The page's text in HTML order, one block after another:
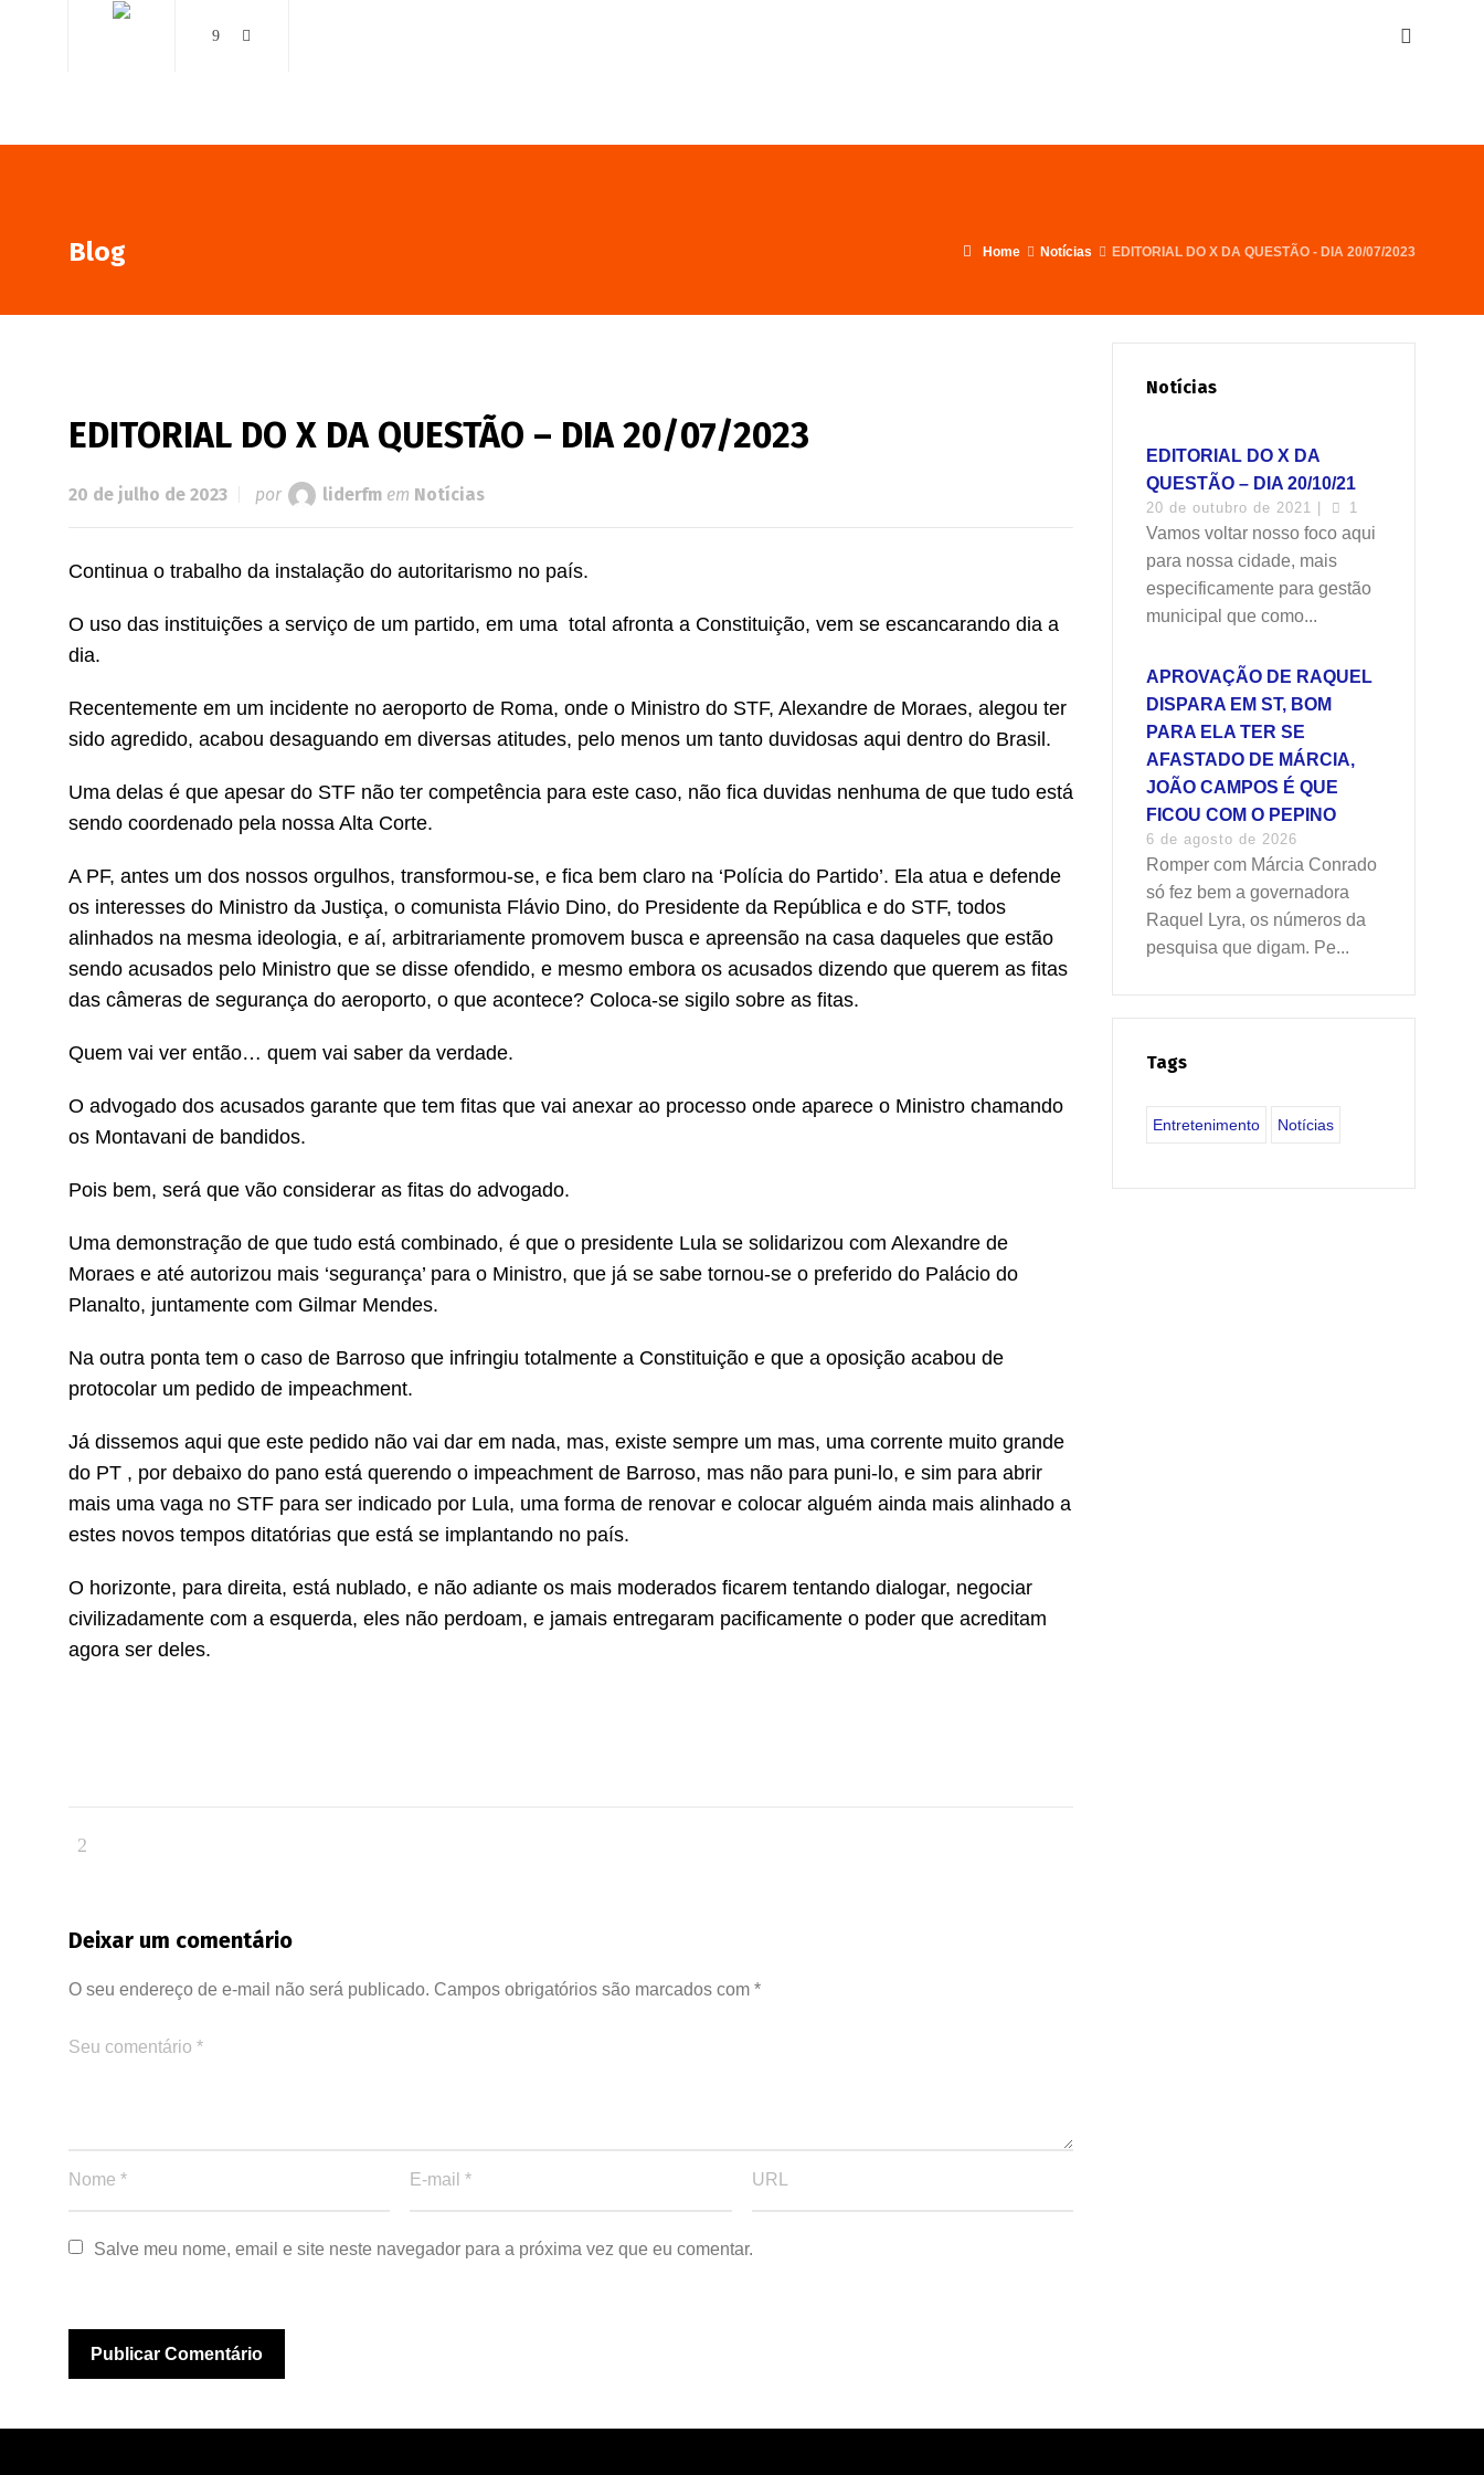
Blog Home Notícias EDITORIAL DO X DA QUESTÃO - DIA 20/07/2023
EDITORIAL DO X DA QUESTÃO – DIA 20/07/2023
20 de julho de 2023 por liderfm em Notícias
Continua o trabalho da instalação do autoritarismo no país.
O uso das instituições a serviço de um partido, em uma total afronta a Constituição, vem se escancarando dia a
dia.
Recentemente em um incidente no aeroporto de Roma, onde o Ministro do STF, Alexandre de Moraes, alegou ter
sido agredido, acabou desaguando em diversas atitudes, pelo menos um tanto duvidosas aqui dentro do Brasil.
Uma delas é que apesar do STF não ter competência para este caso, não fica duvidas nenhuma de que tudo está
sendo coordenado pela nossa Alta Corte.
A PF, antes um dos nossos orgulhos, transformou-se, e fica bem claro na ‘Polícia do Partido’. Ela atua e defende
os interesses do Ministro da Justiça, o comunista Flávio Dino, do Presidente da República e do STF, todos
alinhados na mesma ideologia, e aí, arbitrariamente promovem busca e apreensão na casa daqueles que estão
sendo acusados pelo Ministro que se disse ofendido, e mesmo embora os acusados dizendo que querem as fitas
das câmeras de segurança do aeroporto, o que acontece? Coloca-se sigilo sobre as fitas.
Quem vai ver então… quem vai saber da verdade.
O advogado dos acusados garante que tem fitas que vai anexar ao processo onde aparece o Ministro chamando
os Montavani de bandidos.
Pois bem, será que vão considerar as fitas do advogado.
Uma demonstração de que tudo está combinado, é que o presidente Lula se solidarizou com Alexandre de
Moraes e até autorizou mais ‘segurança’ para o Ministro, que já se sabe tornou-se o preferido do Palácio do
Planalto, juntamente com Gilmar Mendes.
Na outra ponta tem o caso de Barroso que infringiu totalmente a Constituição e que a oposição acabou de
protocolar um pedido de impeachment.
Já dissemos aqui que este pedido não vai dar em nada, mas, existe sempre um mas, uma corrente muito grande
do PT , por debaixo do pano está querendo o impeachment de Barroso, mas não para puni-lo, e sim para abrir
mais uma vaga no STF para ser indicado por Lula, uma forma de renovar e colocar alguém ainda mais alinhado a
estes novos tempos ditatórias que está se implantando no país.
O horizonte, para direita, está nublado, e não adiante os mais moderados ficarem tentando dialogar, negociar
civilizadamente com a esquerda, eles não perdoam, e jamais entregaram pacificamente o poder que acreditam
agora ser deles.
Deixar um comentário
O seu endereço de e-mail não será publicado. Campos obrigatórios são marcados com *
Salve meu nome, email e site neste navegador para a próxima vez que eu comentar.
Notícias
EDITORIAL DO X DA
QUESTÃO – DIA 20/10/21
20 de outubro de 2021 | 1
Vamos voltar nosso foco aqui
para nossa cidade, mais
especificamente para gestão
municipal que como...
APROVAÇÃO DE RAQUEL
DISPARA EM ST, BOM
PARA ELA TER SE
AFASTADO DE MÁRCIA,
JOÃO CAMPOS É QUE
FICOU COM O PEPINO
6 de agosto de 2026
Romper com Márcia Conrado
só fez bem a governadora
Raquel Lyra, os números da
pesquisa que digam. Pe...
Tags
Entretenimento Notícias